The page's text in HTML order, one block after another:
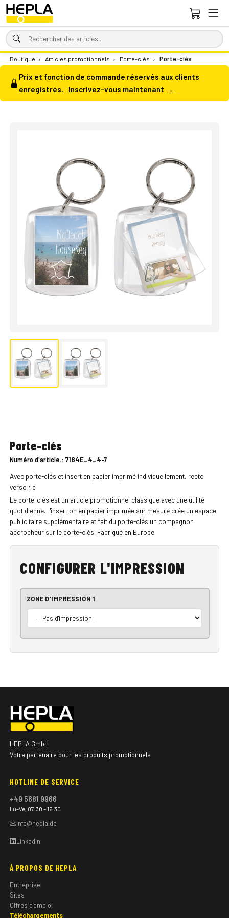
Boutique › Articles promotionnels › Porte-clés › Porte-clés
Prix et fonction de commande réservés aux clients
enregistrés.
Inscrivez-vous maintenant →
Porte-clés
Numéro d'article.: 7184E_4_4-7
Avec porte-clés et insert en papier imprimé individuellement, recto
verso 4c
Le porte-clés est un article promotionnel classique avec une utilité
quotidienne. L'insertion en papier imprimée sur mesure crée un espace
publicitaire supplémentaire et fait du porte-clés un compagnon
accrocheur sur le porte-clés. Fabriqué en Europe.
CONFIGURER L'IMPRESSION
ZONE D'IMPRESSION 1
HEPLA GmbH
Votre partenaire pour les produits promotionnels
HOTLINE DE SERVICE
+49 5681 9966
Lu–Ve, 07:30 – 16:30
info@hepla.de
LinkedIn
À PROPOS DE HEPLA
Entreprise
Sites
Offres d’emploi
Téléchargements